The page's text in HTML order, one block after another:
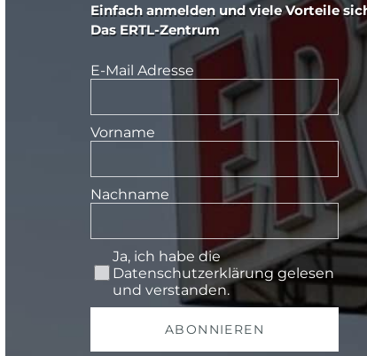
Einfach anmelden und viele Vorteile
Das ERTL-Zentrum
E-Mail Adresse
Vorname
Nachname
Ja, ich habe die
Datenschutzerklärunggelesen
und verstanden.
ABONNIEREN